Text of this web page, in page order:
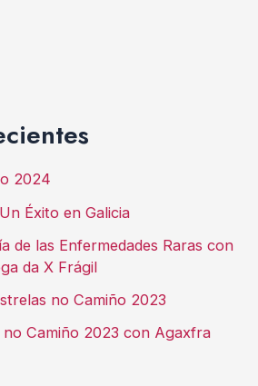
2024
Éxito en Galicia
de las Enfermedades Raras con
da X Frágil
no Camiño 2023
no Camiño 2023 con Agaxfra